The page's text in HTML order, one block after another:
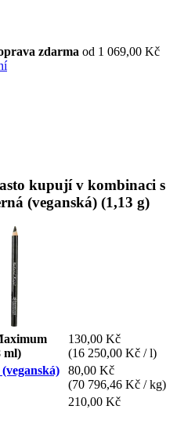
zdarma od 1 069,00 Kč
kupují v kombinaci s
(veganská) (1,13 g)
ml)
130,00 Kč
(16 250,00 Kč / l)
80,00 Kč
(70 796,46 Kč / kg)
210,00 Kč